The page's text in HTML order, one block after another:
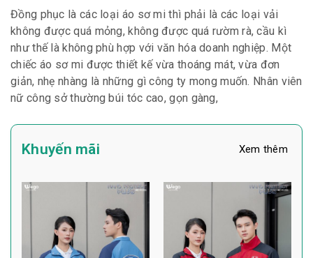
Đồng phục là các loại áo sơ mi thì phải là các loại vải
không được quá mỏng, không được quá rườm rà, cầu kì
như thế là không phù hợp với văn hóa doanh nghiệp. Một
chiếc áo sơ mi được thiết kế vừa thoáng mát, vừa đơn
giản, nhẹ nhàng là những gì công ty mong muốn. Nhân viên
nữ công sở thường búi tóc cao, gọn gàng,
Khuyến mãi Xem thêm